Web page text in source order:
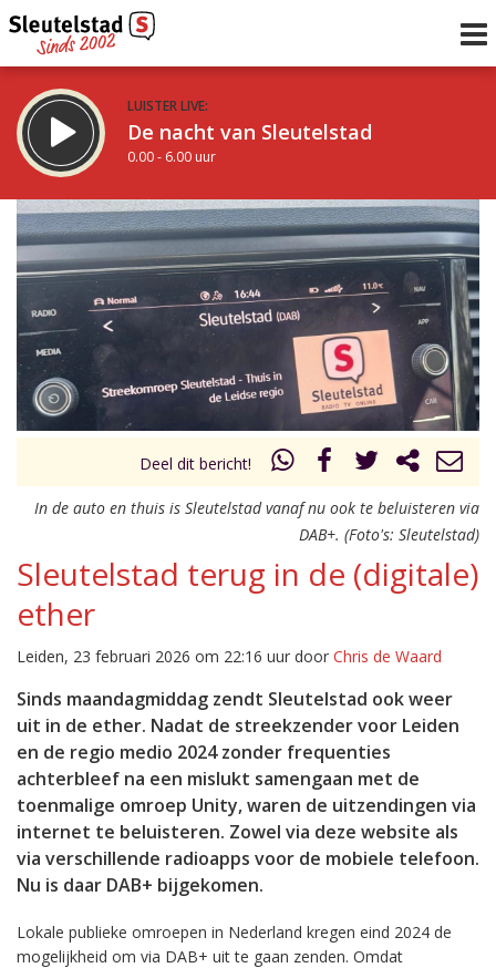
LUISTER LIVE:
De nacht van Sleutelstad
0.00 - 6.00 uur
STRAKS:
De ochtend van Sleutelstad
6.00 - 12.00 uur
Vorig uur
uur 1 van 0 Volgend uur
Deel dit bericht!
In de auto en thuis is Sleutelstad vanaf nu ook te beluisteren via
DAB+. (Foto's: Sleutelstad)
Sleutelstad terug in de (digitale)
ether
Leiden, 23 februari 2026 om 22:16 uur door Chris de Waard
Sinds maandagmiddag zendt Sleutelstad ook weer
uit in de ether. Nadat de streekzender voor Leiden
en de regio medio 2024 zonder frequenties
achterbleef na een mislukt samengaan met de
toenmalige omroep Unity, waren de uitzendingen via
internet te beluisteren. Zowel via deze website als
via verschillende radioapps voor de mobiele telefoon.
Nu is daar DAB+ bijgekomen.
Lokale publieke omroepen in Nederland kregen eind 2024 de
mogelijkheid om via DAB+ uit te gaan zenden. Omdat